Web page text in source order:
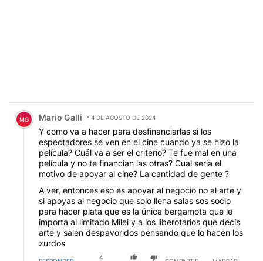
Comentario de Mario Galli.
MG Mario Galli 4 DE AGOSTO DE 2024
Y como va a hacer para desfinanciarlas si los
espectadores se ven en el cine cuando ya se hizo la
película? Cuál va a ser el criterio? Te fue mal en una
película y no te financian las otras? Cual seria el
motivo de apoyar al cine? La cantidad de gente ?
A ver, entonces eso es apoyar al negocio no al arte y
si apoyas al negocio que solo llena salas sos socio
para hacer plata que es la única bergamota que le
importa al limitado Milei y a los liberotarios que decís
arte y salen despavoridos pensando que lo hacen los
zurdos
4